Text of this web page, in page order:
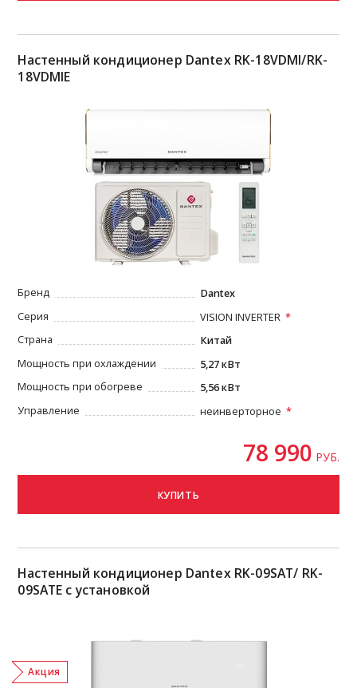
Настенный кондиционер Dantex RK-18VDMI/RK-
18VDMIE
Бренд
Dantex
Серия
VISION INVERTER
Страна
Китай
Мощность при охлаждении
5,27 кВт
Мощность при обогреве
5,56 кВт
Управление
неинверторное
78 990 РУБ.
КУПИТЬ
Настенный кондиционер Dantex RK-09SAT/ RK-
09SATE с установкой
Акция